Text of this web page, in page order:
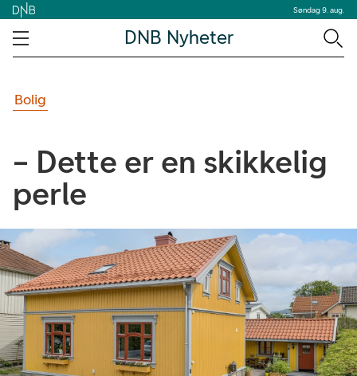
Søndag 9. aug.
DNB Nyheter
Bolig
– Dette er en skikkelig
perle